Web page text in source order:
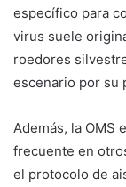
específico para
virus suele
roedores
escenario por su
Además, la OMS
frecuente en
el protocolo de